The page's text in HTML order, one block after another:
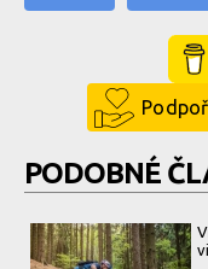
PODOBNÉ